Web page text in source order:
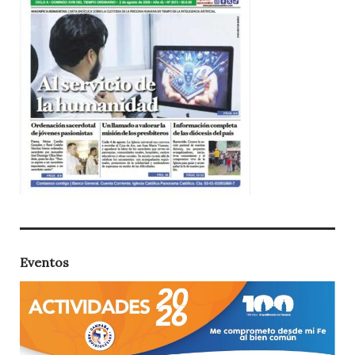
Eventos